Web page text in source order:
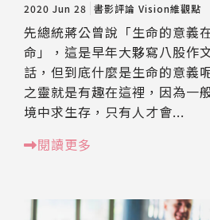
2020 Jun 28 書影評論 Vision維觀點
先總統蔣公曾說「生命的意義
命」，這是早年大夥寫八股作
話，但到底什麼是生命的意義
之靈就是有趣在這裡，因為一
境中求生存，只有人才會...
閱讀更多